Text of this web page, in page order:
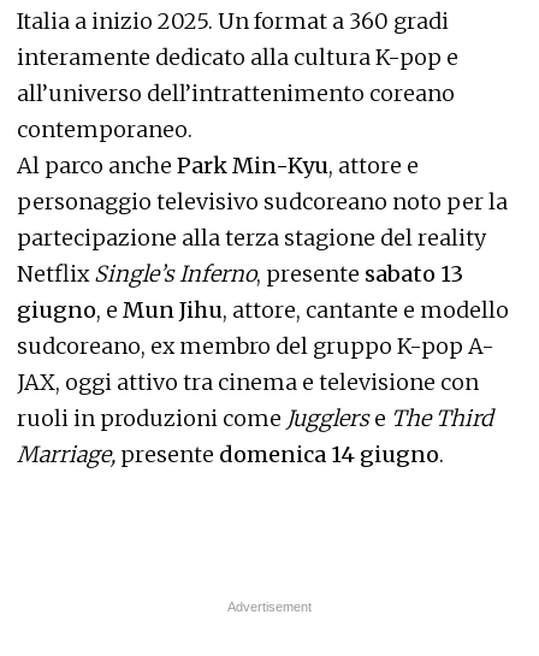
Italia a inizio 2025. Un format a 360 gradi
interamente dedicato alla cultura K-pop e
all’universo dell’intrattenimento coreano
contemporaneo.
Al parco anche Park Min-Kyu, attore e
personaggio televisivo sudcoreano noto per la
partecipazione alla terza stagione del reality
NetflixSingle’s Inferno, presente sabato 13
giugno, e Mun Jihu, attore, cantante e modello
sudcoreano, ex membro del gruppo K-pop A-
JAX, oggi attivo tra cinema e televisione con
ruoli in produzioni come Jugglerse The Third
Marriage, presente domenica 14 giugno.